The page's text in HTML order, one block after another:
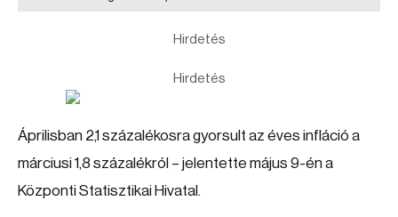
Hirdetés
Hirdetés
Áprilisban 2,1 százalékosra gyorsult az éves infláció a
márciusi 1,8 százalékról – jelentette május 9-én a
Központi Statisztikai Hivatal.